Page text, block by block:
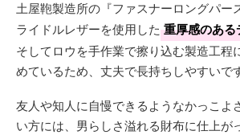
土屋鞄製造所の『ファスナーロングパー
ライドルレザーを使用した 重厚感のあ
そしてロウを手作業で擦り込む製造工程
めているため、丈夫で長持ちしやすいです
友人や知人に自慢できるようなかっこよ
い方には、男らしさ溢れる財布に仕上が